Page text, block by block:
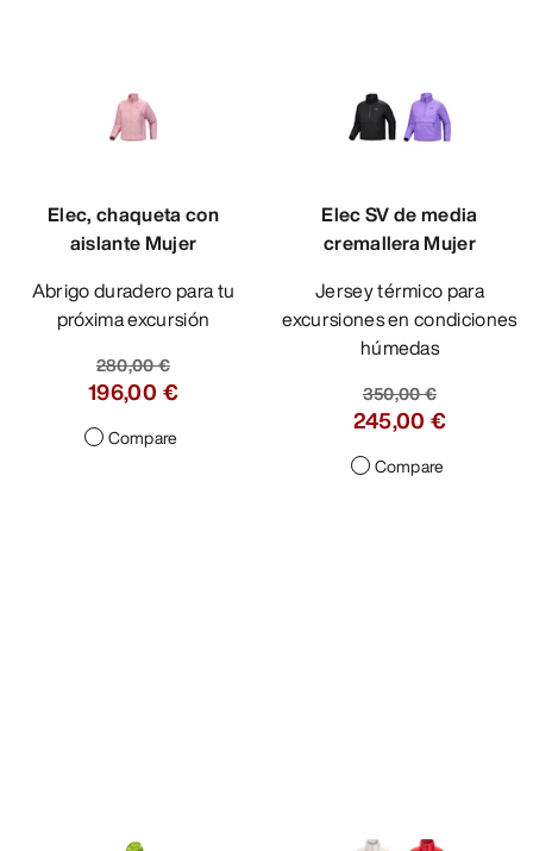
Elec, chaqueta con
aislante Mujer
Abrigo duradero para tu
próxima excursión
280,00 €
196,00 €
Compare
Elec SV de media
cremallera Mujer
Jersey térmico para
excursiones en condiciones
húmedas
350,00 €
245,00 €
Compare